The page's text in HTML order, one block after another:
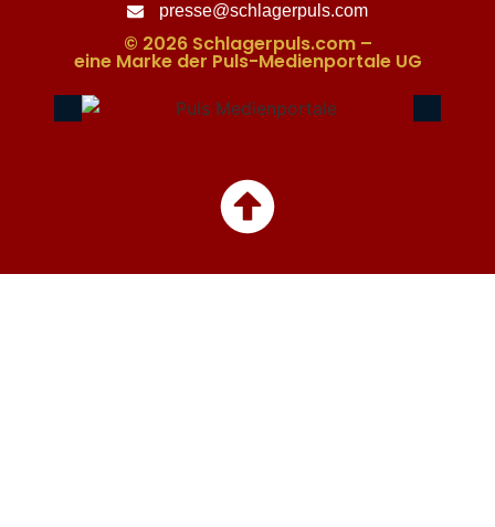
presse@schlagerpuls.com
© 2026 Schlagerpuls.com –
eine Marke der Puls-Medienportale UG​